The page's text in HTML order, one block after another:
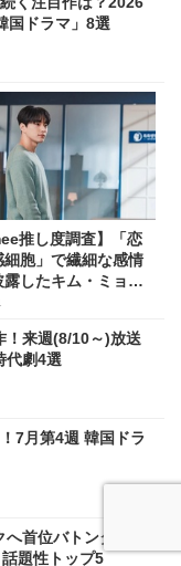
国ドラマ」8選
推し度調査】「恋
細胞」で繊細な感情
露したキム・ミョン
！来週(8/10～)放送
代劇4選
7月第4週 韓国ドラ
首位バトンタッ
題性トップ5